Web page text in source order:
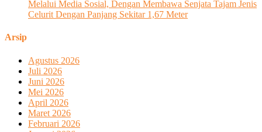
Melalui Media Sosial, Dengan Membawa Senjata Tajam Jenis
Celurit Dengan Panjang Sekitar 1,67 Meter
Arsip
Agustus 2026
Juli 2026
Juni 2026
Mei 2026
April 2026
Maret 2026
Februari 2026